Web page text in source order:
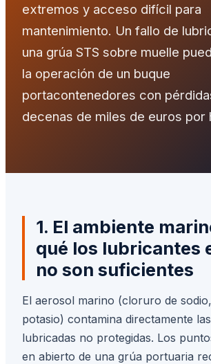
extremos y acceso difícil para
mantenimiento. Un fallo de
una grúa STS sobre muelle
la operación de un buque
portacontenedores con
decenas de miles de euros por
1. El ambiente
qué los lubricantes
no son suficientes
El aerosol marino (cloruro de
potasio) contamina directamente
lubricadas no protegidas. Los
en abierto de una grúa portuaria